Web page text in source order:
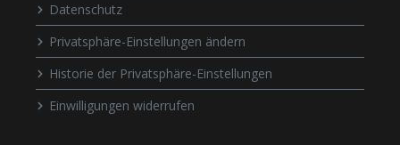
Datenschutz
Privatsphäre-Einstellungen ändern
Historie der Privatsphäre-Einstellungen
Einwilligungen widerrufen